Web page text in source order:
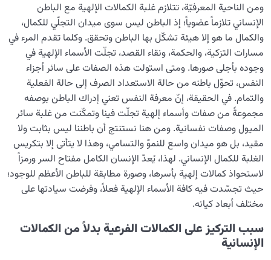
ومن الناحية المعرفيّة، تتلازم غلبة الكمالات الإلهية مع الباطن
الإنساني تلازماً عضوياً؛ إذ الباطن ليس سوى ميدان التجلّي للكمال،
والكمال ما هو إلا هيئة تشكّل بها الباطن وتحقق. وكلما تقدم المرء في
مسارات التزكية، والحكمة، ونقاء القصد، تجلّت الأسماء الإلهية في
وجوده بأجلى صورها. ومتى استولت هذه الصفات على سائر أجزاء
النفس، تحوّل باطنه من حالة الاستعداد الصرف إلى حالة الفعلية
والتمام. في الحقيقة، إنّ معرفة النفس تعني إدراك الباطن بوصفه
مجموعةً من صفات وأسماء إلهية تجلّت فينا وتمكّنت من غلبة سائر
الميول وصفات نفسانية. ومن هنا نستنتج أن باطننا ليس بثابت ولا
مقيد، بل هو ميدان واسع للنموّ والتسامي، وهذا لا يتأتى إلا بتكريس
الغلبة للكمال الإنساني. لهذا، يُعدّ الإنسان الكامل مفتاح السر ورمزاً
لاستحواذ كمالات إلهية بأسرها، وصورة مطابقة للباطن الأعظم للوجود؛
حيث تجسّدت فيه كافة الأسماء الإلهية فعلاً، وفرضت سيادتها على
مختلف أبعاد كيانه.
سبب التركيز على الكمالات الفرعية بدلاً من الكمالات
الإنسانية